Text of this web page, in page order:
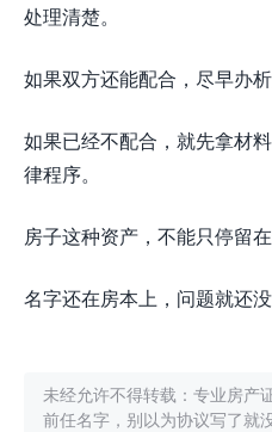
处理清楚。
如果双方还能配合，尽早办析
如果已经不配合，就先拿材
律程序。
房子这种资产，不能只停留在
名字还在房本上，问题就还没
未经允许不得转载： 专业房产
前任名字，别以为协议写了就